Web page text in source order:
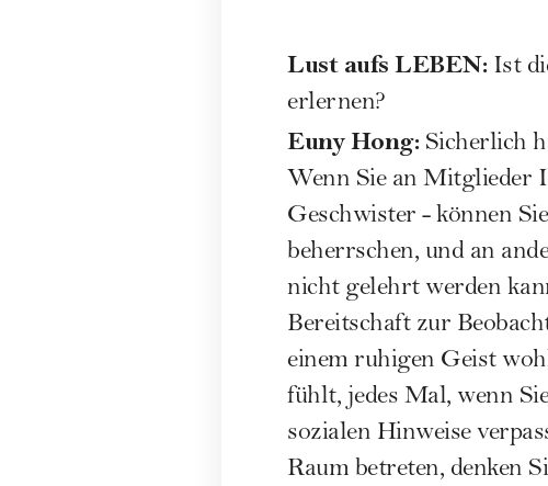
Lust aufs LEBEN: Ist
erlernen?
Euny Hong: Sicherlich
Wenn Sie an Mitglieder
Geschwister - können
beherrschen, und an
nicht gelehrt werden
Bereitschaft zur
einem ruhigen Geist
fühlt, jedes Mal, wenn
sozialen Hinweise
Raum betreten, denken